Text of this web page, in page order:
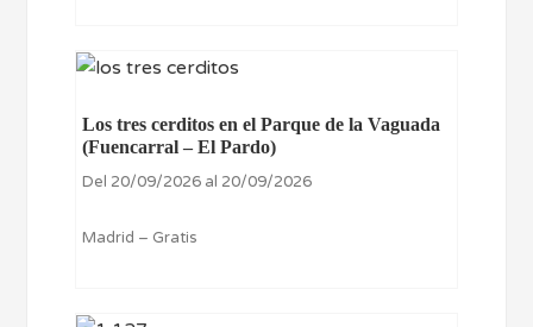
Los tres cerditos en el Parque de la Vaguada
(Fuencarral – El Pardo)
Del 20/09/2026 al 20/09/2026
Madrid – Gratis